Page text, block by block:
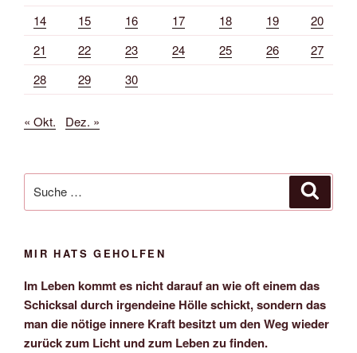
14
15 16 17 18 19
20
21
22 23 24 25 26
27
28
29 30
« Okt. Dez. »
nach:
MIR HATS GEHOLFEN
Im Leben kommt es nicht darauf an wie oft einem das
Schicksal durch irgendeine Hölle schickt, sondern das
man die nötige innere Kraft besitzt um den Weg wieder
zurück zum Licht und zum Leben zu finden.